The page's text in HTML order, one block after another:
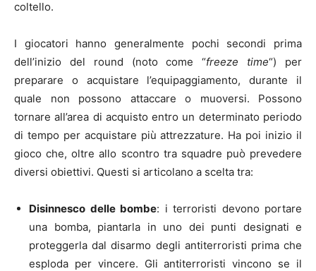
coltello.
I giocatori hanno generalmente pochi secondi prima
dell’inizio del round (noto come “freeze time“) per
preparare o acquistare l’equipaggiamento, durante il
quale non possono attaccare o muoversi. Possono
tornare all’area di acquisto entro un determinato periodo
di tempo per acquistare più attrezzature. Ha poi inizio il
gioco che, oltre allo scontro tra squadre può prevedere
diversi obiettivi. Questi si articolano a scelta tra:
Disinnesco delle bombe: i terroristi devono portare
una bomba, piantarla in uno dei punti designati e
proteggerla dal disarmo degli antiterroristi prima che
esploda per vincere. Gli antiterroristi vincono se il